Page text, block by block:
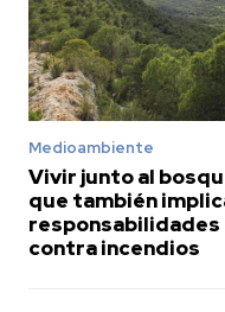
Medioambiente
Vivir junto al
que también
responsabilidades
contra incendios